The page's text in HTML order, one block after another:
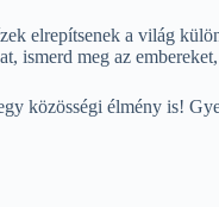
elrepítsenek a világ
ismerd meg az
közösségi élmény is!